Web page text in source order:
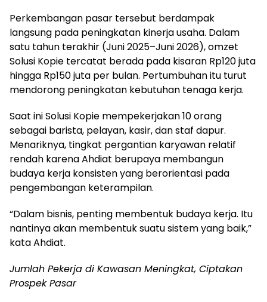
Perkembangan pasar tersebut berdampak
langsung pada peningkatan kinerja usaha. Dalam
satu tahun terakhir (Juni 2025–Juni 2026), omzet
Solusi Kopie tercatat berada pada kisaran Rp120 juta
hingga Rp150 juta per bulan. Pertumbuhan itu turut
mendorong peningkatan kebutuhan tenaga kerja.
Saat ini Solusi Kopie mempekerjakan 10 orang
sebagai barista, pelayan, kasir, dan staf dapur.
Menariknya, tingkat pergantian karyawan relatif
rendah karena Ahdiat berupaya membangun
budaya kerja konsisten yang berorientasi pada
pengembangan keterampilan.
“Dalam bisnis, penting membentuk budaya kerja. Itu
nantinya akan membentuk suatu sistem yang baik,”
kata Ahdiat.
Jumlah Pekerja di Kawasan Meningkat, Ciptakan
Prospek Pasar